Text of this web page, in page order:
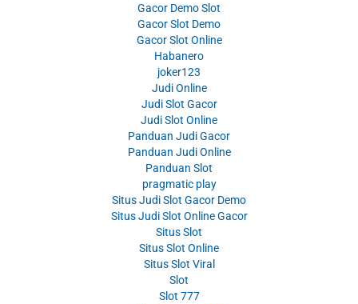
Gacor Demo Slot
Gacor Slot Demo
Gacor Slot Online
Habanero
joker123
Judi Online
Judi Slot Gacor
Judi Slot Online
Panduan Judi Gacor
Panduan Judi Online
Panduan Slot
pragmatic play
Situs Judi Slot Gacor Demo
Situs Judi Slot Online Gacor
Situs Slot
Situs Slot Online
Situs Slot Viral
Slot
Slot 777